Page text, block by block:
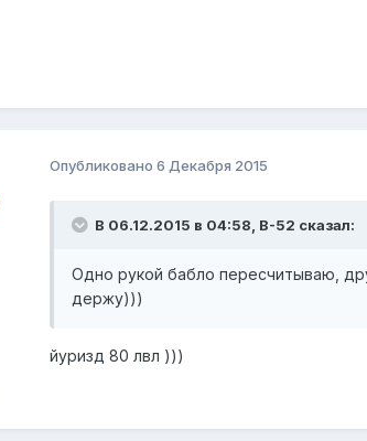
Опубликовано 6 Декабря 2015
В 06.12.2015 в 04:58, B-52 сказал:
Одно рукой бабло пересчитываю,
держу)))
йуризд 80 лвл )))